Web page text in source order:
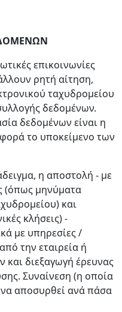
επικοινωνίες
ρητή αίτηση,
ταχυδρομείου
δεδομένων.
δεδομένων είναι η
το υποκείμενο των
η αποστολή - με
(όπως μηνύματα
και
κλήσεις) -
με υπηρεσίες /
την εταιρεία ή
και διεξαγωγή έρευνας
Συναίνεση (η οποία
να αποσυρθεί ανά πάσα